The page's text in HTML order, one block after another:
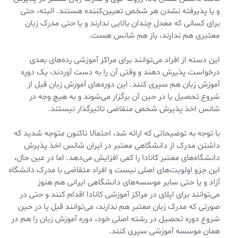
و یا پذیرفته نشدن هر شخص تعیین‌کننده هستند. البته، حتی
برای کسانی که معدل چندان بالایی ندارند و یا حتی مدرک زبان
معتبری هم ندارند، باز هم شانس هست.
این دسته از افراد می‌توانند برای مراکز آموزشی رده‌های بعدی
درخواست پذیرش دهند و وقتی آن را به دست آوردند، یک دوره
آموزش زبان هم سپری کنند. این دوره‌های آموزش زبان قبل از
شروع تحصیل یا در حین آن برگزار می‌شوند و به هیچ وجه در
شانس اخذ پذیرش شخص متقاضی تاثیرگذار نیستند.
با توجه به توضیحاتی که ارائه شد، احتمالا تاکنون متوجه شدید که
داشتن مدرک از دانشگاهی معتبر در ایران شانس اخذ پذیرش
دانشگاه‌های معتبر کانادا را کمی افزایش می‌دهد. اما در عین حال،
این جزو اولویت‌های اصلی نیست و افراد متقاضی با مدرک دانشگاه
آزاد و یا حتی سایر موسسه‌های دانشگاهی ایرانی هم هنوز
می‌توانند برای اپلای در مراکز آموزشی کانادا اقدام کنند و حتی در
صورتی که مدرک زبان معتبر هم ندارند، می‌توانند قبل یا در حین
شروع دوره تحصیل در رشته اصلی خود، دوره آموزش زبان را هم در
همان موسسه آموزشی سپری کنند.